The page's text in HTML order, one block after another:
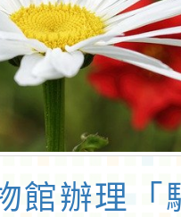
館辦理「